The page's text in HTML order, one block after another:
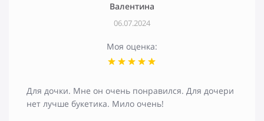
Валентина
06.07.2024
Моя оценка:
Для дочки. Мне он очень понравился. Для дочери
нет лучше букетика. Мило очень!